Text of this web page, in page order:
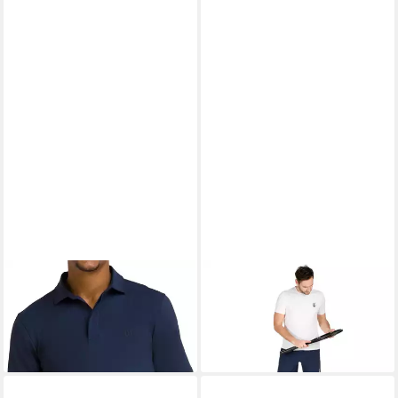
WILSON Tennisshirt WILSON
Herren Poloshirt League Polo
80,00 €
QUIET PLEASET-Shirt
UVP34,95 €